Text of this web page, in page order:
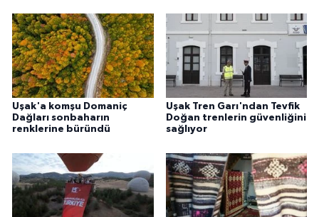
Uşak'a komşu Domaniç
Dağları sonbaharın
renklerine büründü
Uşak Tren Garı'ndan Tevfik
Doğan trenlerin güvenliğini
sağlıyor